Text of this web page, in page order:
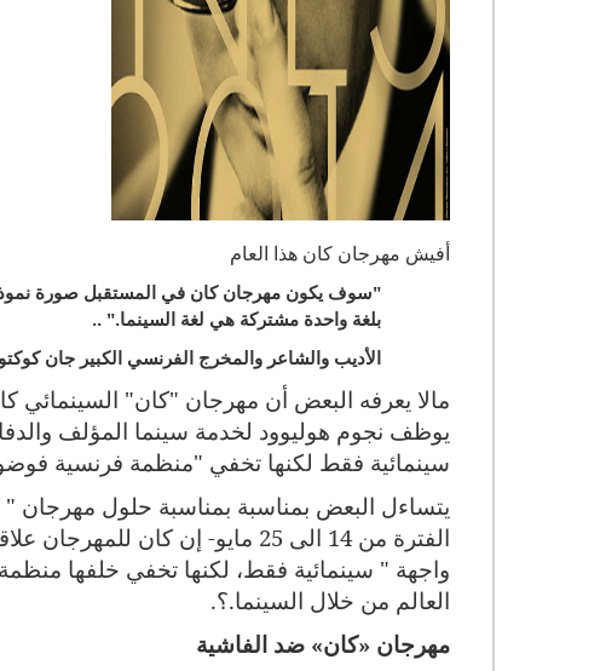
أفيش مهرجان كان هذا العام
"سوف يكون مهرجان كان في المستقبل صورة
بلغة واحدة مشتركة هي لغة السينما." ..
الأديب والشاعر والمخرج الفرنسي الكبير جان كوكتو
مالا يعرفه البعض أن مهرجان "كان" السينمائي
يوظف نجوم هوليوود لخدمة سينما المؤلف
سينمائية فقط لكنها تخفي "منظمة فرنسية
الفترة من 14 الى 25 مايو- إن
واجهة " سينمائية فقط، لكنها تخفي خلفها
العالم من خلال السينما.؟.
مهرجان «كان» ضد الفاشية